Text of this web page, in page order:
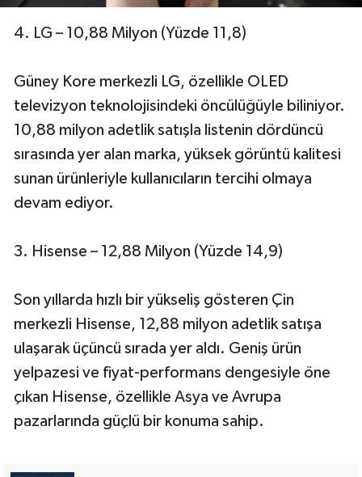
4. LG – 10,88 Milyon (Yüzde 11,8)
Güney Kore merkezli LG, özellikle OLED
televizyon teknolojisindeki öncülüğüyle biliniyor.
10,88 milyon adetlik satışla listenin dördüncü
sırasında yer alan marka, yüksek görüntü kalitesi
sunan ürünleriyle kullanıcıların tercihi olmaya
devam ediyor.
3. Hisense – 12,88 Milyon (Yüzde 14,9)
Son yıllarda hızlı bir yükseliş gösteren Çin
merkezli Hisense, 12,88 milyon adetlik satışa
ulaşarak üçüncü sırada yer aldı. Geniş ürün
yelpazesi ve fiyat-performans dengesiyle öne
çıkan Hisense, özellikle Asya ve Avrupa
pazarlarında güçlü bir konuma sahip.